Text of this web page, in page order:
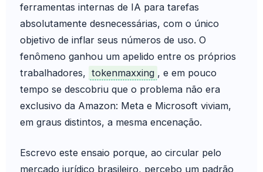
ferramentas internas de IA para tarefas
absolutamente desnecessárias, com o único
objetivo de inflar seus números de uso. O
fenômeno ganhou um apelido entre os próprios
trabalhadores, tokenmaxxing , e em pouco
tempo se descobriu que o problema não era
exclusivo da Amazon: Meta e Microsoft viviam,
em graus distintos, a mesma encenação.
Escrevo este ensaio porque, ao circular pelo
mercado jurídico brasileiro, percebo um padrão